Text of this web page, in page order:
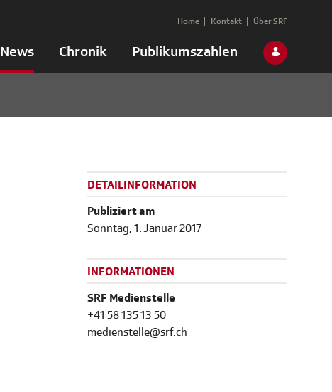
News Chronik Publikumszahlen
Home Kontakt Über SRF
DETAILINFORMATION
Publiziert am
Sonntag, 1. Januar 2017
INFORMATIONEN
SRF Medienstelle
+41 58 135 13 50
medienstelle@srf.ch